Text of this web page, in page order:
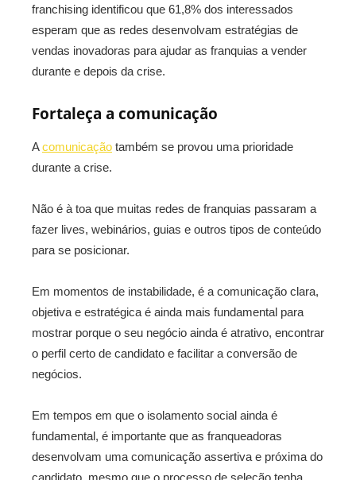
franchising identificou que 61,8% dos interessados
esperam que as redes desenvolvam estratégias de
vendas inovadoras para ajudar as franquias a vender
durante e depois da crise.
Fortaleça a comunicação
Acomunicação também se provou uma prioridade
durante a crise.
Não é à toa que muitas redes de franquias passaram a
fazer lives, webinários, guias e outros tipos de conteúdo
para se posicionar.
Em momentos de instabilidade, é a comunicação clara,
objetiva e estratégica é ainda mais fundamental para
mostrar porque o seu negócio ainda é atrativo, encontrar
o perfil certo de candidato e facilitar a conversão de
negócios.
Em tempos em que o isolamento social ainda é
fundamental, é importante que as franqueadoras
desenvolvam uma comunicação assertiva e próxima do
candidato, mesmo que o processo de seleção tenha